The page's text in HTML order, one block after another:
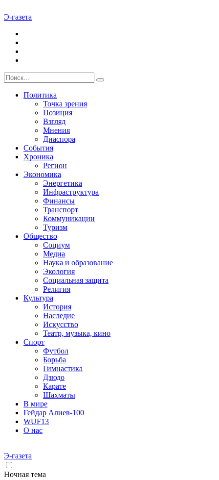
Э-газета
Политика
Точка зрения
Позиция
Взгляд
Мнения
Диаспора
События
Хроника
Регион
Экономика
Энергетика
Инфраструктура
Финансы
Транспорт
Коммуникации
Туризм
Общество
Социум
Медиа
Наука и образование
Экология
Социальная защита
Религия
Культура
История
Наследие
Искусство
Театр, музыка, кино
Спорт
Футбол
Борьба
Гимнастика
Дзюдо
Карате
Шахматы
В мире
Гейдар Алиев-100
WUF13
О нас
Э-газета
Ночная тема